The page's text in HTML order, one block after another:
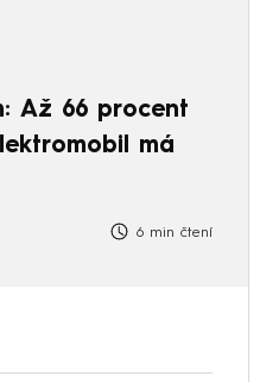
Až 66 procent
má
6 min čtení